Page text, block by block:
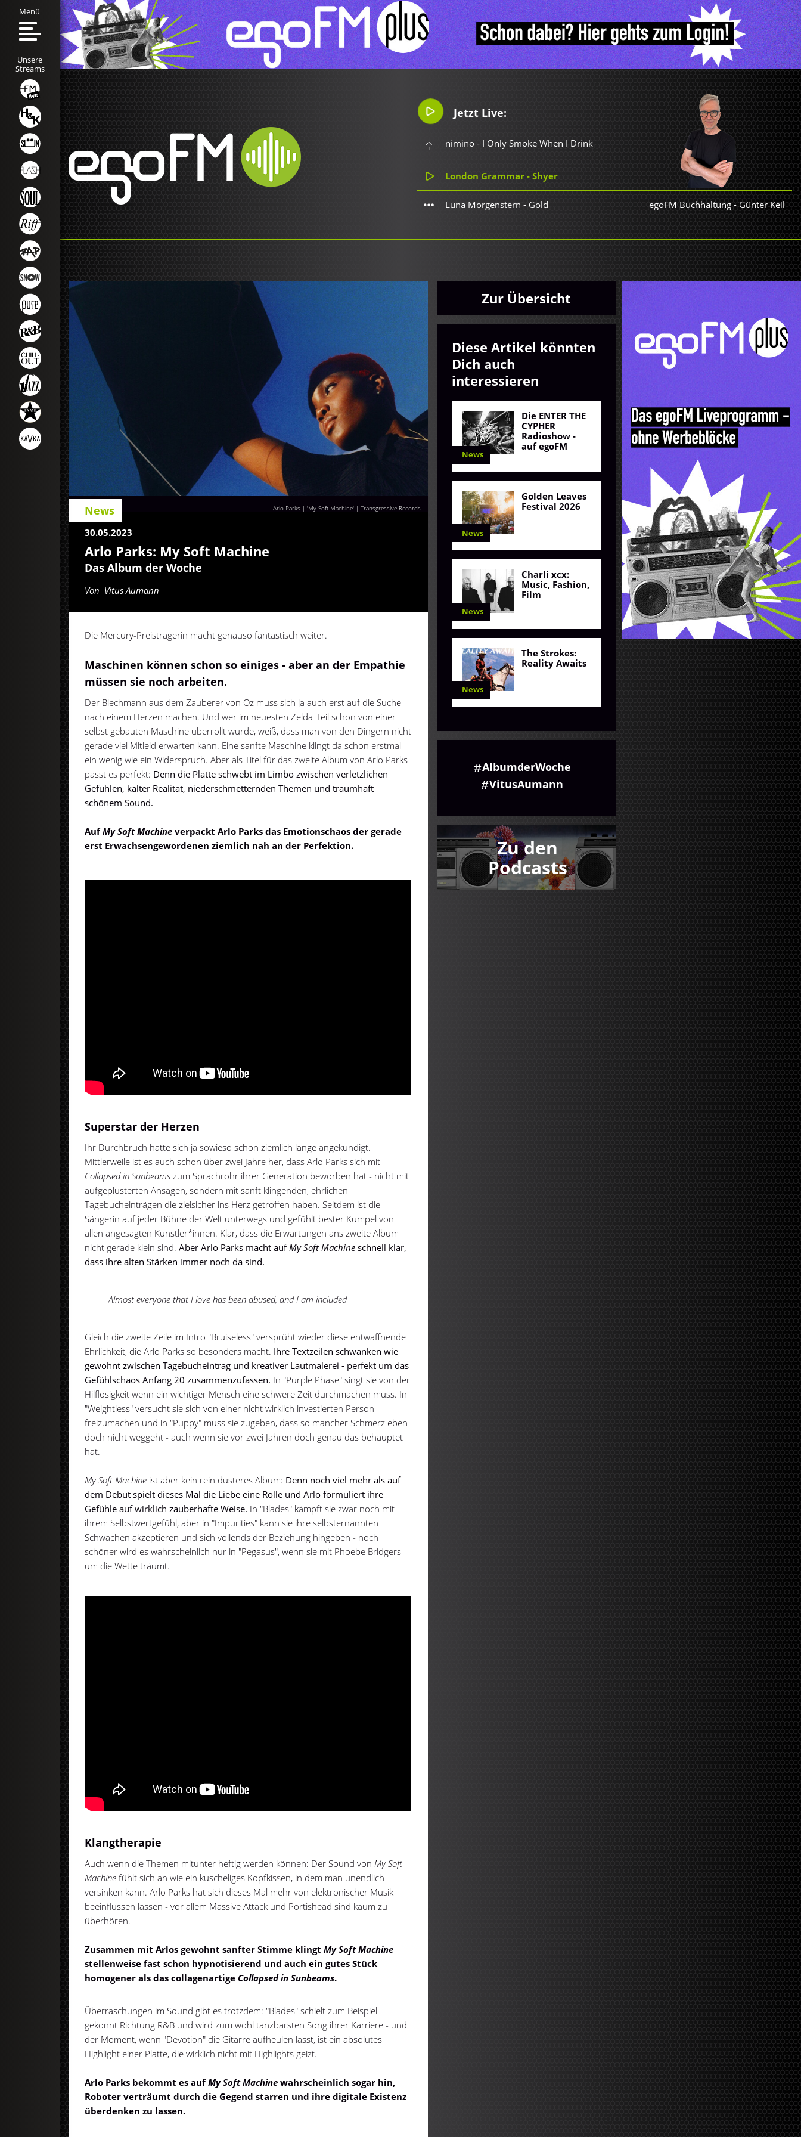
Jetzt Live:
nimino - I Only Smoke When I Drink
London Grammar - Shyer
Luna Morgenstern - Gold egoFM Buchhaltung-Günter Keil
Menü
Unsere
Streams
Arlo Parks | 'My Soft Machine' | Transgressive Records
News
30.05.2023
Arlo Parks: My Soft Machine
Das Album der Woche
Von Vitus Aumann
Die Mercury-Preisträgerin macht genauso fantastisch weiter.
Maschinen können schon so einiges - aber an der Empathie
müssen sie noch arbeiten.
Der Blechmann aus dem Zauberer von Oz muss sich ja auch erst auf die Suche
nach einem Herzen machen. Und wer im neuesten Zelda-Teil schon von einer
selbst gebauten Maschine überrollt wurde, weiß, dass man von den Dingern nicht
gerade viel Mitleid erwarten kann. Eine sanfte Maschine klingt da schon erstmal
ein wenig wie ein Widerspruch. Aber als Titel für das zweite Album von Arlo Parks
passt es perfekt: Denn die Platte schwebt im Limbo zwischen verletzlichen
Gefühlen, kalter Realität, niederschmetternden Themen und traumhaft
schönem Sound.
AufMy Soft Machine verpackt Arlo Parks das Emotionschaos der gerade
erst Erwachsengewordenen ziemlich nah an der Perfektion.
Superstar der Herzen
Ihr Durchbruch hatte sich ja sowieso schon ziemlich lange angekündigt.
Mittlerweile ist es auch schon über zwei Jahre her, dass Arlo Parks sich mit
Collapsed in Sunbeams zum Sprachrohr ihrer Generation beworben hat - nicht mit
aufgeplusterten Ansagen, sondern mit sanft klingenden, ehrlichen
Tagebucheinträgen die zielsicher ins Herz getroffen haben. Seitdem ist die
Sängerin auf jeder Bühne der Welt unterwegs und gefühlt bester Kumpel von
allen angesagten Künstler*innen. Klar, dass die Erwartungen ans zweite Album
nicht gerade klein sind.Aber Arlo Parks macht aufMy Soft Machine schnell klar,
dass ihre alten Stärken immer noch da sind.
Almost everyone that I love has been abused, and I am included
Gleich die zweite Zeile im Intro "Bruiseless" versprüht wieder diese entwaffnende
Ehrlichkeit, die Arlo Parks so besonders macht. Ihre Textzeilen schwanken wie
gewohnt zwischen Tagebucheintrag und kreativer Lautmalerei - perfekt um das
Gefühlschaos Anfang 20 zusammenzufassen. In "Purple Phase" singt sie von der
Hilflosigkeit wenn ein wichtiger Mensch eine schwere Zeit durchmachen muss. In
"Weightless" versucht sie sich von einer nicht wirklich investierten Person
freizumachen und in "Puppy" muss sie zugeben, dass so mancher Schmerz eben
doch nicht weggeht - auch wenn sie vor zwei Jahren doch genau das behauptet
hat.
My Soft Machine ist aber kein rein düsteres Album: Denn noch viel mehr als auf
dem Debüt spielt dieses Mal die Liebe eine Rolle und Arlo formuliert ihre
Gefühle auf wirklich zauberhafte Weise. In "Blades" kämpft sie zwar noch mit
ihrem Selbstwertgefühl, aber in "Impurities" kann sie ihre selbsternannten
Schwächen akzeptieren und sich vollends der Beziehung hingeben - noch
schöner wird es wahrscheinlich nur in "Pegasus", wenn sie mit Phoebe Bridgers
um die Wette träumt.
Klangtherapie
Auch wenn die Themen mitunter heftig werden können: Der Sound von My Soft
Machine fühlt sich an wie ein kuscheliges Kopfkissen, in dem man unendlich
versinken kann. Arlo Parks hat sich dieses Mal mehr von elektronischer Musik
beeinflussen lassen - vor allem Massive Attack und Portishead sind kaum zu
überhören.
Zusammen mit Arlos gewohnt sanfter Stimme klingtMy Soft Machine
stellenweise fast schon hypnotisierend und auch ein gutes Stück
homogener als das collagenartige Collapsed in Sunbeams.
Überraschungen im Sound gibt es trotzdem: "Blades" schielt zum Beispiel
gekonnt Richtung R&B und wird zum wohl tanzbarsten Song ihrer Karriere - und
der Moment, wenn "Devotion" die Gitarre aufheulen lässt, ist ein absolutes
Highlight einer Platte, die wirklich nicht mit Highlights geizt.
Arlo Parks bekommt es aufMy Soft Machine wahrscheinlich sogar hin,
Roboter verträumt durch die Gegend starren und ihre digitale Existenz
überdenken zu lassen.
Zur Übersicht
Diese Artikel könnten
Dich auch
interessieren
News
Die ENTER THE
CYPHER
Radioshow -
auf egoFM
News
Golden Leaves
Festival 2026
News
Charli xcx:
Music, Fashion,
Film
News
The Strokes:
Reality Awaits
AlbumderWoche
VitusAumann
Zu den
Podcasts